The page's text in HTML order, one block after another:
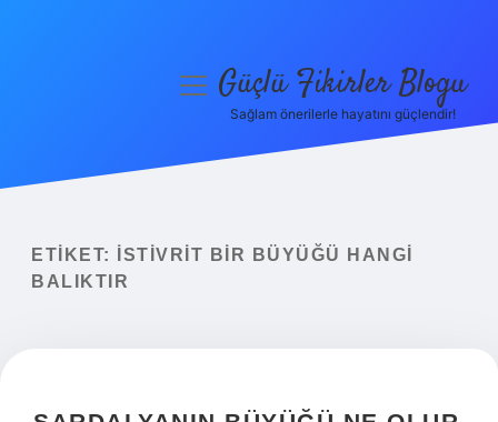
Yasal Uyarı
menüyüGüçlü Fikirler Blogu
Sağlam önerilerle hayatını güçlendir!
ETIKET:
İSTIVRIT BIR BÜYÜĞÜ HANGI
BALIKTIR